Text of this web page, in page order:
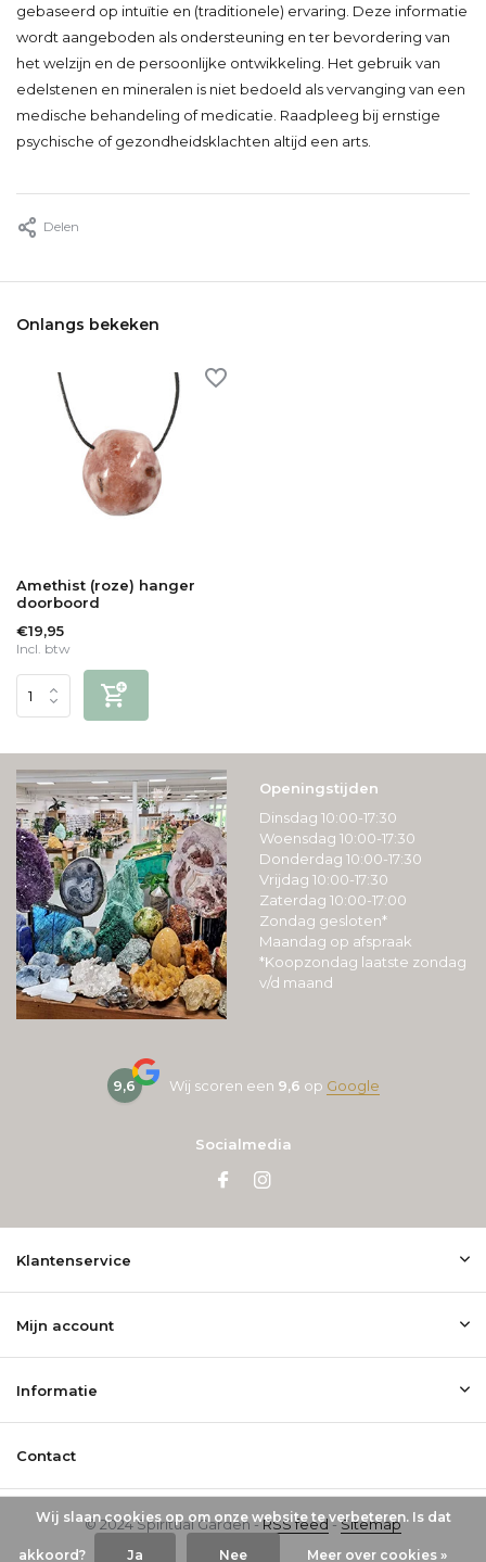
gebaseerd op intuïtie en (traditionele) ervaring. Deze informatie
wordt aangeboden als ondersteuning en ter bevordering van
het welzijn en de persoonlijke ontwikkeling. Het gebruik van
edelstenen en mineralen is niet bedoeld als vervanging van een
medische behandeling of medicatie. Raadpleeg bij ernstige
psychische of gezondheidsklachten altijd een arts.
Delen
Onlangs bekeken
Amethist (roze) hanger
doorboord
€19,95
Incl. btw
Openingstijden
Dinsdag 10:00-17:30
Woensdag 10:00-17:30
Donderdag 10:00-17:30
Vrijdag 10:00-17:30
Zaterdag 10:00-17:00
Zondag gesloten*
Maandag op afspraak
*Koopzondag laatste zondag
v/d maand
9,6 Wij scoren een 9,6 op Google
Socialmedia
Klantenservice
Mijn account
Informatie
Contact
© 2024 Spiritual Garden -RSS feed-Sitemap
Wij slaan cookies op om onze website te verbeteren. Is dat
akkoord? Ja Nee Meer over cookies »